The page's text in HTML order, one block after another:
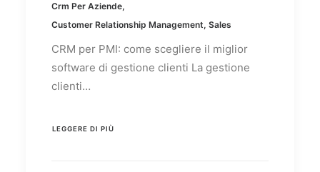
Crm Per Aziende,
Customer Relationship Management, Sales
CRM per PMI: come scegliere il miglior
software di gestione clienti La gestione
clienti…
LEGGERE DI PIÙ